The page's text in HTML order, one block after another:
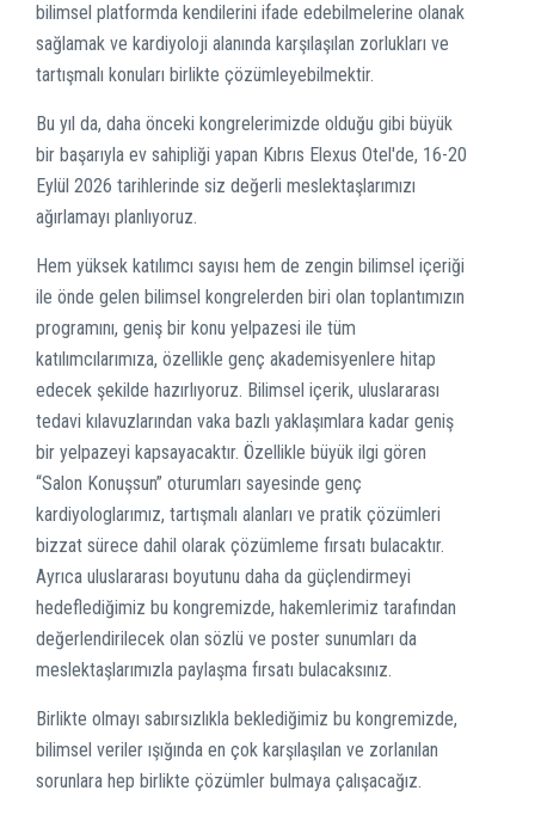
bilimsel platformda kendilerini ifade edebilmelerine olanak
sağlamak ve kardiyoloji alanında karşılaşılan zorlukları ve
tartışmalı konuları birlikte çözümleyebilmektir.
Bu yıl da, daha önceki kongrelerimizde olduğu gibi büyük
bir başarıyla ev sahipliği yapan Kıbrıs Elexus Otel'de, 16-20
Eylül 2026 tarihlerinde siz değerli meslektaşlarımızı
ağırlamayı planlıyoruz.
Hem yüksek katılımcı sayısı hem de zengin bilimsel içeriği
ile önde gelen bilimsel kongrelerden biri olan toplantımızın
programını, geniş bir konu yelpazesi ile tüm
katılımcılarımıza, özellikle genç akademisyenlere hitap
edecek şekilde hazırlıyoruz. Bilimsel içerik, uluslararası
tedavi kılavuzlarından vaka bazlı yaklaşımlara kadar geniş
bir yelpazeyi kapsayacaktır. Özellikle büyük ilgi gören
“Salon Konuşsun” oturumları sayesinde genç
kardiyologlarımız, tartışmalı alanları ve pratik çözümleri
bizzat sürece dahil olarak çözümleme fırsatı bulacaktır.
Ayrıca uluslararası boyutunu daha da güçlendirmeyi
hedeflediğimiz bu kongremizde, hakemlerimiz tarafından
değerlendirilecek olan sözlü ve poster sunumları da
meslektaşlarımızla paylaşma fırsatı bulacaksınız.
Birlikte olmayı sabırsızlıkla beklediğimiz bu kongremizde,
bilimsel veriler ışığında en çok karşılaşılan ve zorlanılan
sorunlara hep birlikte çözümler bulmaya çalışacağız.